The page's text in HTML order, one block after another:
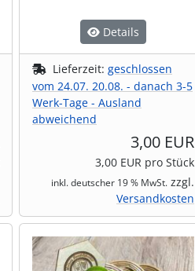
Details
Lieferzeit: geschlossen
vom 24.07. 20.08. - danach 3-5
Werk-Tage - Ausland
abweichend
3,00 EUR
3,00 EUR pro Stück
inkl. deutscher 19 % MwSt. zzgl.
Versandkosten